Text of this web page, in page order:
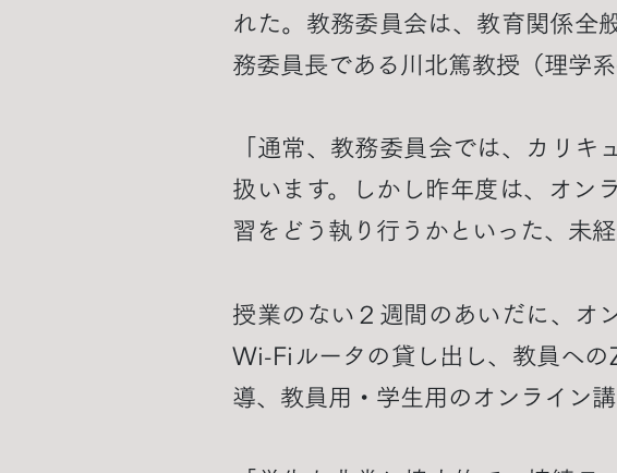
れた。教務委員会は、教育関係全
務委員長である川北篤教授（理学
「通常、教務委員会では、カリ
扱います。しかし昨年度は、オン
習をどう執り行うかといった、未
授業のない２週間のあいだに、オ
Wi-Fiルータの貸し出し、教員へ
導、教員用・学生用のオンライン